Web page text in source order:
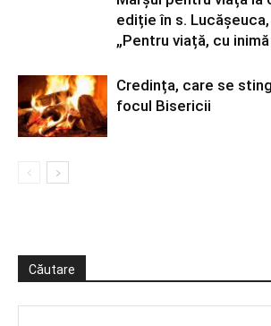
ediție în s.
„Pentru viață, cu
Credința, care se
focul Bisericii
Căutare